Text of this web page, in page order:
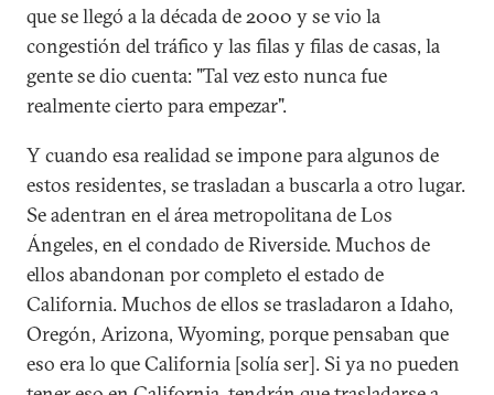
que se llegó a la década de 2000 y se vio la
congestión del tráfico y las filas y filas de casas, la
gente se dio cuenta: "Tal vez esto nunca fue
realmente cierto para empezar".
Y cuando esa realidad se impone para algunos de
estos residentes, se trasladan a buscarla a otro lugar.
Se adentran en el área metropolitana de Los
Ángeles, en el condado de Riverside. Muchos de
ellos abandonan por completo el estado de
California. Muchos de ellos se trasladaron a Idaho,
Oregón, Arizona, Wyoming, porque pensaban que
eso era lo que California [solía ser]. Si ya no pueden